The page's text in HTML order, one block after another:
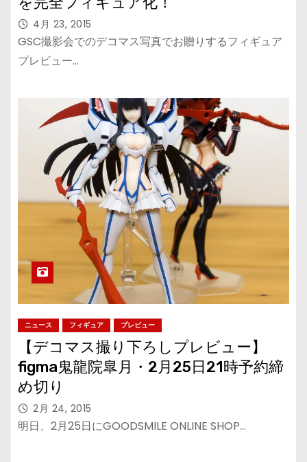
4月 23, 2015
GSC撮影会でのデコマス写真でお贈りするフィギュア
プレビュー…
ニュース フィギュア プレビュー
【デコマス撮り下ろしプレビュー】
figma鬼龍院皐月・2月25日21時予約締
め切り
2月 24, 2015
明日、2月25日にGOODSMILE ONLINE SHOP…